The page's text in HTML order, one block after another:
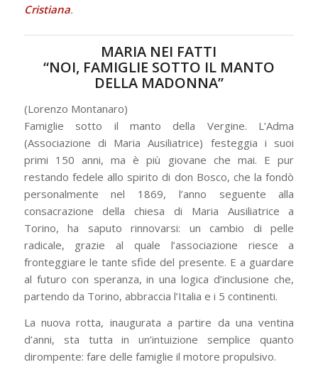
Cristiana.
MARIA NEI FATTI
“NOI, FAMIGLIE SOTTO IL MANTO
DELLA MADONNA”
(Lorenzo Montanaro)
Famiglie sotto il manto della Vergine. L’Adma
(Associazione di Maria Ausiliatrice) festeggia i suoi
primi 150 anni, ma è più giovane che mai. E pur
restando fedele allo spirito di don Bosco, che la fondò
personalmente nel 1869, l’anno seguente alla
consacrazione della chiesa di Maria Ausiliatrice a
Torino, ha saputo rinnovarsi: un cambio di pelle
radicale, grazie al quale l’associazione riesce a
fronteggiare le tante sfide del presente. E a guardare
al futuro con speranza, in una logica d’inclusione che,
partendo da Torino, abbraccia l’Italia e i 5 continenti.
La nuova rotta, inaugurata a partire da una ventina
d’anni, sta tutta in un’intuizione semplice quanto
dirompente: fare delle famiglie il motore propulsivo.